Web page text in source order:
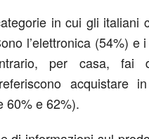
in cui gli italiani
l’elettronica (54%) e
per casa,
acquistare
60% e 62%).